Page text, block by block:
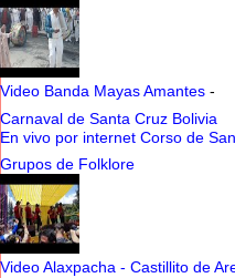
Video Banda Mayas Amantes -
Carnaval de Santa Cruz Bolivia
En vivo por internet Corso de
Grupos de Folklore
Video Alaxpacha - Castillito de